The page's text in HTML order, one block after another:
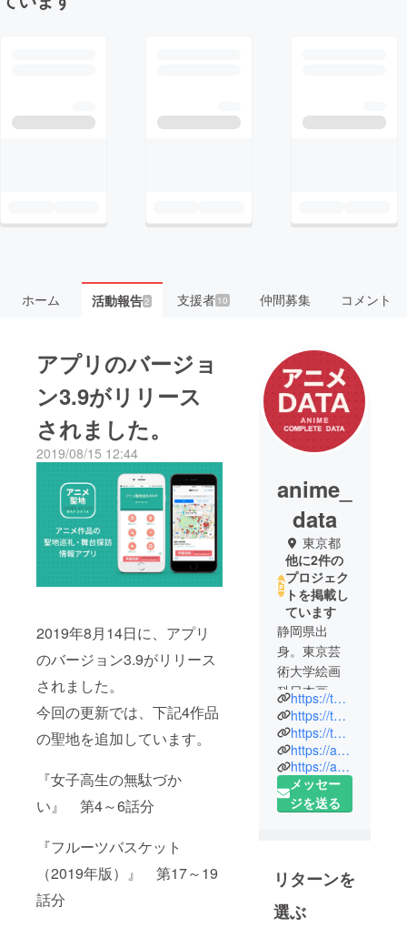
ホーム 活動報告2 支援者 10 仲間募集 コメント
アプリのバージョ
ン3.9がリリース
されました。
2019/08/15 12:44
2019年8月14日に、アプリ
のバージョン3.9がリリース
されました。
今回の更新では、下記4作品
の聖地を追加しています。
『女子高生の無駄づか
い』 第4～6話分
『フルーツバスケット
（2019年版）』 第17～19
話分
anime_
data
東京都
他に2件の
プロジェク
トを掲載し
ています
静岡県出
身。東京芸
術大学絵画
科日本画専
攻卒業後、
独学でWEB
を学び、フ
リーのWEB
デザイナー
を経て携帯
ト運営の上
場会社に就
職。何度か
https://twitter.com/seiyujiten
https://twitter.com/otacale
https://twitter.com/animeseichimap
https://apps.apple.com/jp/app/id786161579
https://apps.apple.com/jp/app/id584789655
メッセー
ジを送る
リターンを
選ぶ